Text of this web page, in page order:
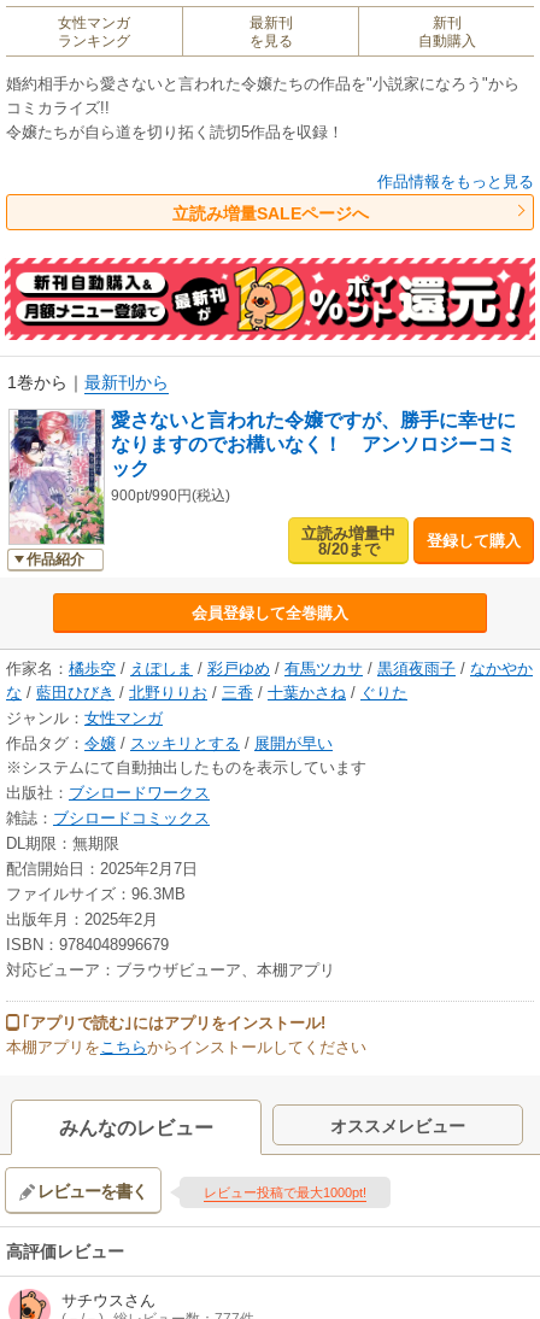
女性マンガ
ランキング
最新刊
を見る
新刊
自動購入
婚約相手から愛さないと言われた令嬢たちの作品を"小説家になろう"から
コミカライズ!!
令嬢たちが自ら道を切り拓く読切5作品を収録！
結婚式の夜「君を愛する事はない」と 言われたので、あなたを助けること
作画：えぽしま 原作：彩戸ゆめ
婚約者に愛はいらないと言われた
いつまでも愛されていると思っていたのですか？ と枯れ葉令嬢は言った
作画：北野りりお 原作：三香
初恋の君と再婚したい？お好きになさって下さいな
作画：なかやかな 原作：藍田ひびき
神様、婚約者様と聖女様が不貞を働いたそうですが？
作画：十葉かさね 原作：ぐりた
作品情報をもっと見る
立読み増量SALEページへ
1巻から ｜ 最新刊から
作品紹介
愛さないと言われた令嬢ですが、勝手に幸せに
なりますのでお構いなく！ アンソロジーコミ
ック
900pt/990円(税込)
立読み増量中
8/20まで
登録して購入
会員登録して全巻購入
作家名： 橘歩空 / えぽしま / 彩戸ゆめ / 有馬ツカサ / 黒須夜雨子 / なかやか
な / 藍田ひびき / 北野りりお / 三香 / 十葉かさね / ぐりた
ジャンル： 女性マンガ
作品タグ： 令嬢 / スッキリとする / 展開が早い
※システムにて自動抽出したものを表示しています
出版社： ブシロードワークス
雑誌： ブシロードコミックス
DL期限：無期限
配信開始日：2025年2月7日
ファイルサイズ：96.3MB
出版年月：2025年2月
ISBN：9784048996679
対応ビューア：ブラウザビューア、本棚アプリ
｢アプリで読む｣にはアプリをインストール!
本棚アプリをこちらからインストールしてください
みんなのレビュー オススメレビュー
レビューを書く レビュー投稿で最大1000pt!
高評価レビュー
サチウスさん